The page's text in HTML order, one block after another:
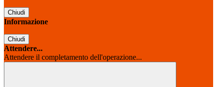
Chiudi
Informazione
Chiudi
Attendere...
Attendere il completamento dell'operazione...